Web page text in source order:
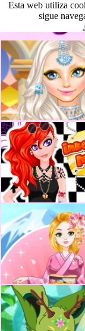
Esta web utiliza
sigue